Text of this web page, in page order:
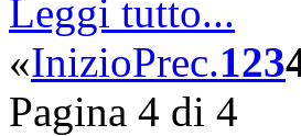
Leggi tutto...
«InizioPrec.123
Pagina 4 di 4